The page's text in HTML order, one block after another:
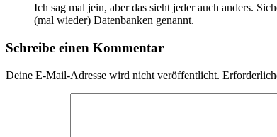
Ich sag mal jein, aber das sieht jeder auch anders.
(mal wieder) Datenbanken genannt.
Schreibe einen Kommentar
Deine E-Mail-Adresse wird nicht veröffentlicht.